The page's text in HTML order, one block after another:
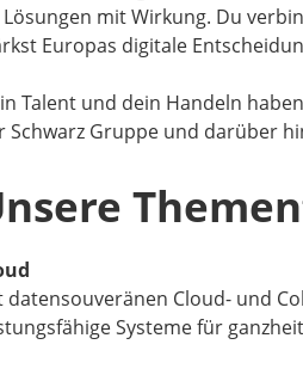
Lösungen mit Wirkung. Du
Europas digitale
Talent und dein Handeln
Schwarz Gruppe und darüber
datensouveränen Cloud- und
Systeme für